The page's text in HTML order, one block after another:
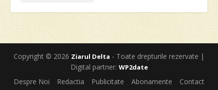
Copyright © 2026 Ziarul Delta - Toate drepturile rezervate |
Digital partner: WP2date
Despre Noi Redactia Publicitate Abonamente Contact